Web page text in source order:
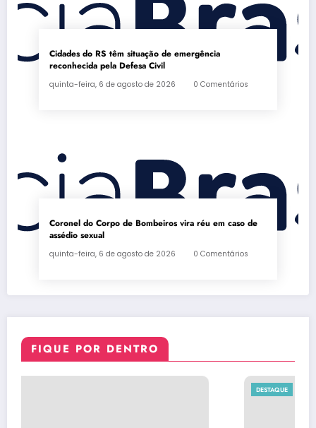
Cidades do RS têm situação de emergência
reconhecida pela Defesa Civil
quinta-feira, 6 de agosto de 2026 0 Comentários
Coronel do Corpo de Bombeiros vira réu em caso de
assédio sexual
quinta-feira, 6 de agosto de 2026 0 Comentários
FIQUE POR DENTRO